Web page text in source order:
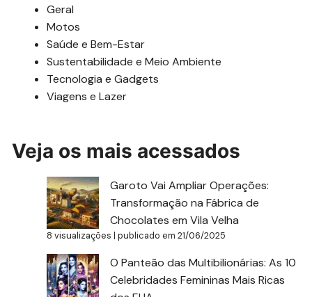
Geral
Motos
Saúde e Bem-Estar
Sustentabilidade e Meio Ambiente
Tecnologia e Gadgets
Viagens e Lazer
Veja os mais acessados
Garoto Vai Ampliar Operações:
Transformação na Fábrica de
Chocolates em Vila Velha
8 visualizações |publicado em 21/06/2025
O Panteão das Multibilionárias: As 10
Celebridades Femininas Mais Ricas